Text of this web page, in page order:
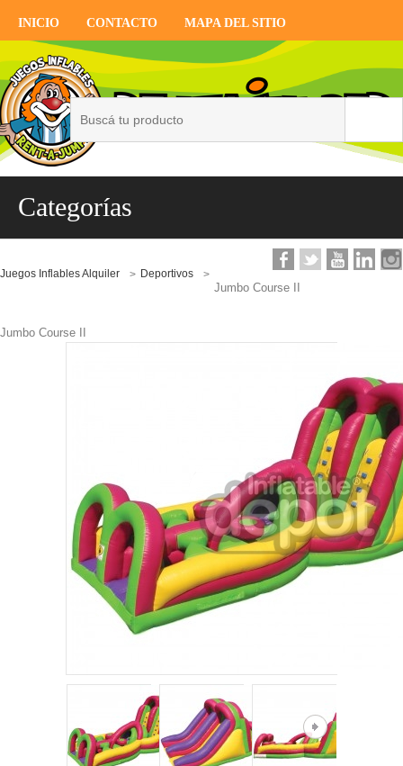
Categorías
INICIO CONTACTO MAPA DEL SITIO
Juegos Inflables Alquiler > Deportivos >
Jumbo Course II
Jumbo Course II